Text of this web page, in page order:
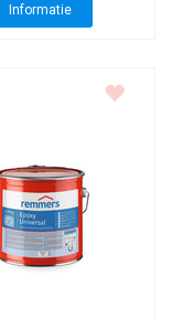
Informatie